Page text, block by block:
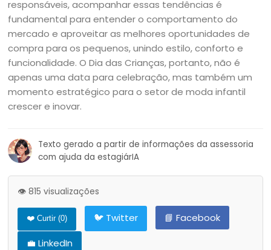
responsáveis, acompanhar essas tendências é
fundamental para entender o comportamento do
mercado e aproveitar as melhores oportunidades de
compra para os pequenos, unindo estilo, conforto e
funcionalidade. O Dia das Crianças, portanto, não é
apenas uma data para celebração, mas também um
momento estratégico para o setor de moda infantil
crescer e inovar.
Texto gerado a partir de informações da assessoria
com ajuda da estagiárIA
👁️ 815 visualizações
❤️ Curtir (0) 🐦 Twitter
📘 Facebook
💼 LinkedIn